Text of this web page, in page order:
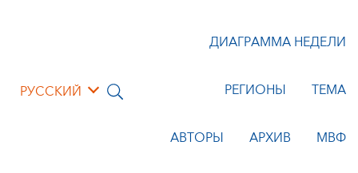
РУССКИЙ
ДИАГРАММА НЕДЕЛИ
РЕГИОНЫ ТЕМА
АВТОРЫ АРХИВ МВФ